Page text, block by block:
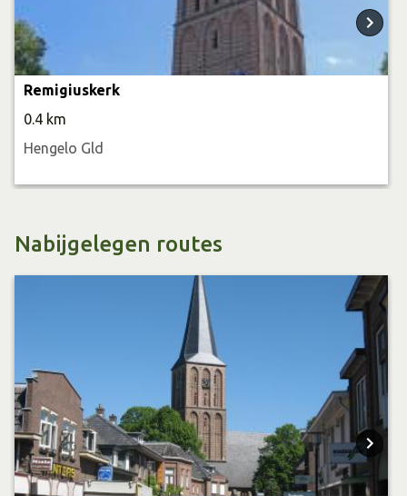
Remigiuskerk
0.4 km
Hengelo Gld
Nabijgelegen routes